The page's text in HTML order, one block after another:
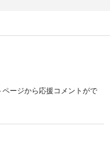
ージから応援コメントがで